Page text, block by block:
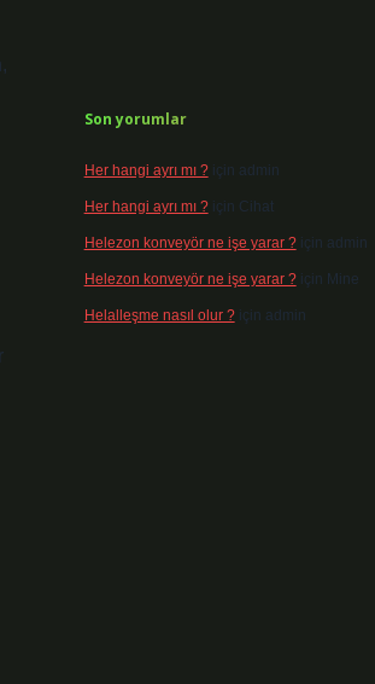
Son yorumlar
Her hangi ayrı mı ?için admin
Her hangi ayrı mı ?için Cihat
Helezon konveyör ne işe yarar ?için admin
Helezon konveyör ne işe yarar ?için Mine
Helalleşme nasıl olur ?için admin